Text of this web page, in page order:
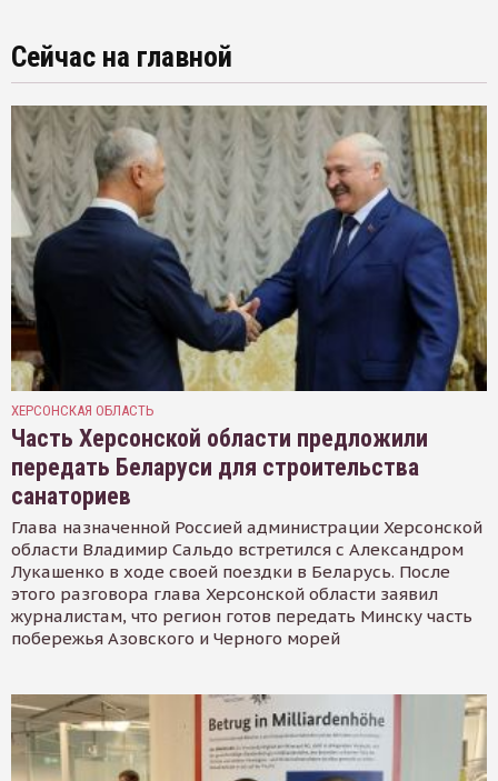
Сейчас на главной
ХЕРСОНСКАЯ ОБЛАСТЬ
Часть Херсонской области предложили
передать Беларуси для строительства
санаториев
Глава назначенной Россией администрации Херсонской
области Владимир Сальдо встретился с Александром
Лукашенко в ходе своей поездки в Беларусь. После
этого разговора глава Херсонской области заявил
журналистам, что регион готов передать Минску часть
побережья Азовского и Черного морей